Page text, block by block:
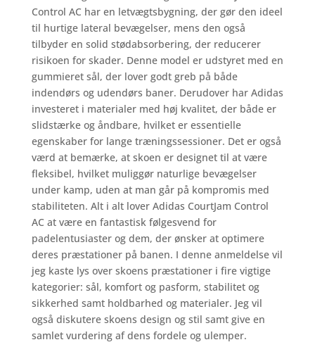
Control AC har en letvægtsbygning, der gør den ideel
til hurtige lateral bevægelser, mens den også
tilbyder en solid stødabsorbering, der reducerer
risikoen for skader. Denne model er udstyret med en
gummieret sål, der lover godt greb på både
indendørs og udendørs baner. Derudover har Adidas
investeret i materialer med høj kvalitet, der både er
slidstærke og åndbare, hvilket er essentielle
egenskaber for lange træningssessioner. Det er også
værd at bemærke, at skoen er designet til at være
fleksibel, hvilket muliggør naturlige bevægelser
under kamp, uden at man går på kompromis med
stabiliteten. Alt i alt lover Adidas CourtJam Control
AC at være en fantastisk følgesvend for
padelentusiaster og dem, der ønsker at optimere
deres præstationer på banen. I denne anmeldelse vil
jeg kaste lys over skoens præstationer i fire vigtige
kategorier: sål, komfort og pasform, stabilitet og
sikkerhed samt holdbarhed og materialer. Jeg vil
også diskutere skoens design og stil samt give en
samlet vurdering af dens fordele og ulemper.